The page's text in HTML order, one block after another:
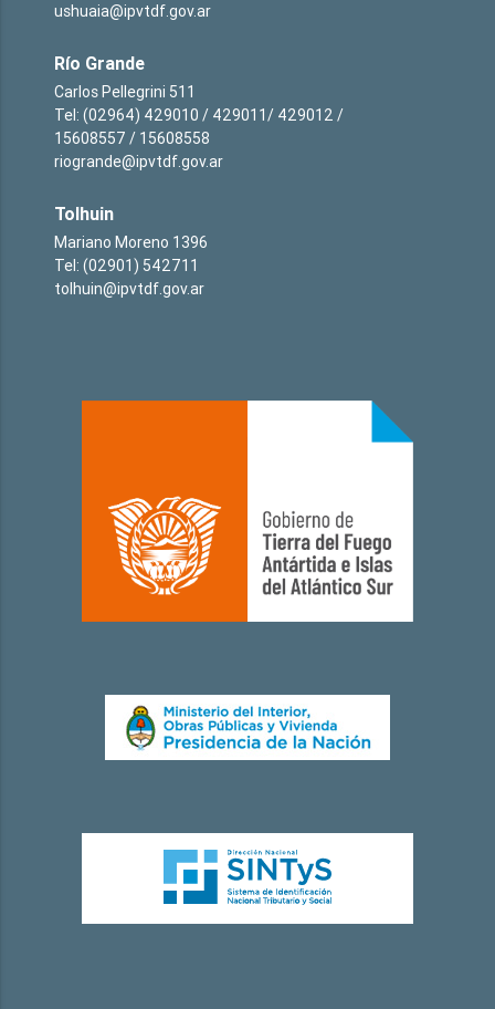
ushuaia@ipvtdf.gov.ar
Río Grande
Carlos Pellegrini 511
Tel: (02964) 429010 / 429011/ 429012 /
15608557 / 15608558
riogrande@ipvtdf.gov.ar
Tolhuin
Mariano Moreno 1396
Tel: (02901) 542711
tolhuin@ipvtdf.gov.ar